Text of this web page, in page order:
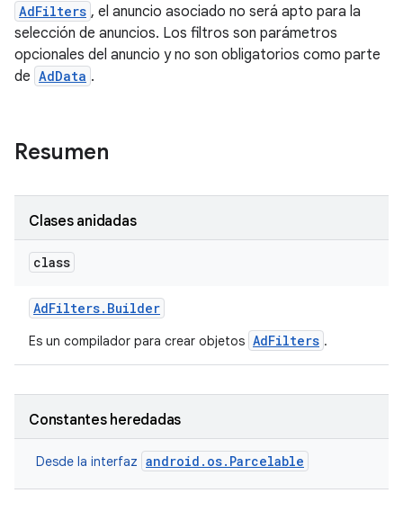
AdFilters , el anuncio asociado no será apto para la
selección de anuncios. Los filtros son parámetros
opcionales del anuncio y no son obligatorios como parte
de AdData .
Resumen
Clases anidadas
class
AdFilters. Builder
Es un compilador para crear objetos AdFilters .
Constantes heredadas
Desde la interfaz android.os.Parcelable